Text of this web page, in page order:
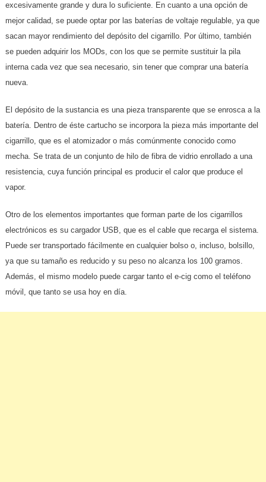
excesivamente grande y dura lo suficiente. En cuanto a una opción de
mejor calidad, se puede optar por las baterías de voltaje regulable, ya que
sacan mayor rendimiento del depósito del cigarrillo. Por último, también
se pueden adquirir los MODs, con los que se permite sustituir la pila
interna cada vez que sea necesario, sin tener que comprar una batería
nueva.
El depósito de la sustancia es una pieza transparente que se enrosca a la
batería. Dentro de éste cartucho se incorpora la pieza más importante del
cigarrillo, que es el atomizador o más comúnmente conocido como
mecha. Se trata de un conjunto de hilo de fibra de vidrio enrollado a una
resistencia, cuya función principal es producir el calor que produce el
vapor.
Otro de los elementos importantes que forman parte de los cigarrillos
electrónicos es su cargador USB, que es el cable que recarga el sistema.
Puede ser transportado fácilmente en cualquier bolso o, incluso, bolsillo,
ya que su tamaño es reducido y su peso no alcanza los 100 gramos.
Además, el mismo modelo puede cargar tanto el e-cig como el teléfono
móvil, que tanto se usa hoy en día.